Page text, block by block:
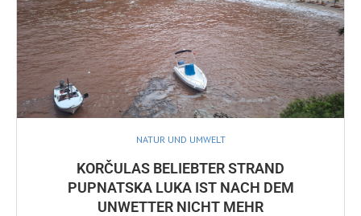
NATUR UND UMWELT
KORČULAS BELIEBTER STRAND
PUPNATSKA LUKA IST NACH DEM
UNWETTER NICHT MEHR